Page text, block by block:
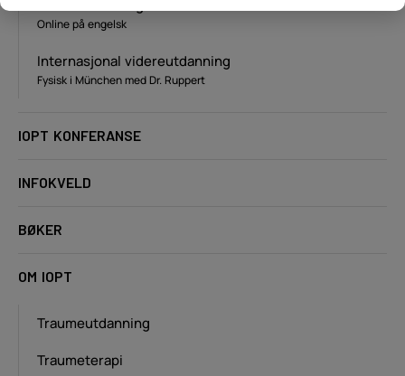
Online på engelsk
Internasjonal videreutdanning
Fysisk i München med Dr. Ruppert
IOPT KONFERANSE
INFOKVELD
BØKER
OM IOPT
Traumeutdanning
Traumeterapi